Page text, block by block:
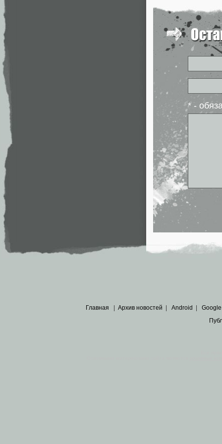
* -
Главная | Архив новостей | Android | Google